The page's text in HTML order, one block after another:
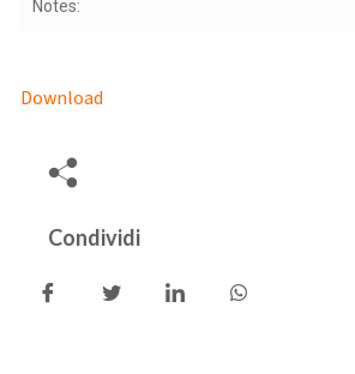
Notes:
Download
Condividi